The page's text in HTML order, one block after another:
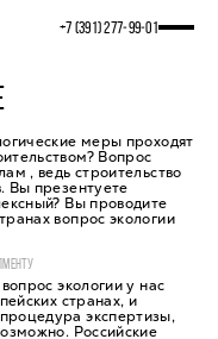
+7 (391) 277‒99‒01
меры проходят
Вопрос
, ведь строительство
Вы презентуете
Вы проводите
вопрос экологии
экологии у нас
странах, и
экспертизы,
Российские